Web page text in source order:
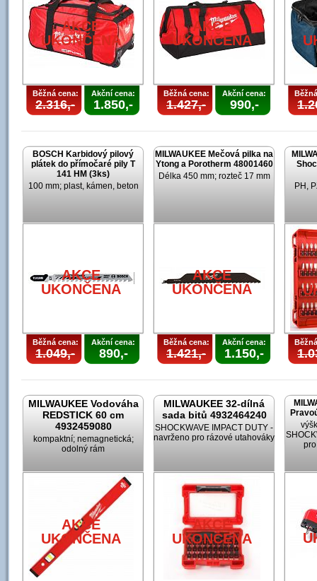
AKCE
UKONČENA
Běžná cena:
2.316,-
Akční cena:
1.850,-
AKCE
UKONČENA
Běžná cena:
1.427,-
Akční cena:
990,-
BOSCH Karbidový pilový
plátek do přímočaré pily T
141 HM (3ks)
100 mm; plast, kámen, beton
AKCE
UKONČENA
Běžná cena:
1.049,-
Akční cena:
890,-
MILWAUKEE Mečová pilka na
Ytong a Porotherm 48001460
Délka 450 mm; rozteč 17 mm
AKCE
UKONČENA
Běžná cena:
1.421,-
Akční cena:
1.150,-
PH,
MILWAUKEE Vodováha
REDSTICK 60 cm
4932459080
kompaktní; nemagnetická;
odolný rám
AKCE
UKONČENA
MILWAUKEE 32-dílná
sada bitů 4932464240
SHOCKWAVE IMPACT DUTY -
navrženo pro rázové utahováky
AKCE
UKONČENA